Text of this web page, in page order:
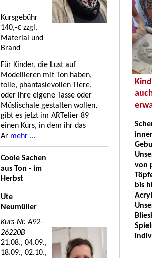
Kursgebühr
140,-€ zzgl.
Material und
Brand
Für Kinder, die Lust auf
Modellieren mit Ton haben,
tolle, phantasievollen Tiere,
oder ihre eigene Tasse oder
Müslischale gestalten wollen,
gibt es jetzt im ARTelier 89
einen Kurs, in dem ihr das
Ar mehr ...
Coole Sachen
aus Ton - im
Herbst
Ute
Neumüller
Kurs-Nr. A92-
26220B
21.08., 04.09.,
18.09., 02.10.,
von
bis